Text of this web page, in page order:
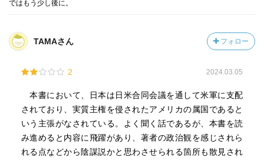
ではもう少し後に。
TAMAさん フォロー
2 2024.03.05
本書において、日本は日米合同会議を通して米軍に支配
されており、実質主権を侵されたアメリカの属国であると
いう主張がなされている。よく聞く話であるが、本書を読
み進めると内容に飛躍があり、著者の政治観を感じされら
れる点などから陰謀説かと思わさせられる箇所も散見され